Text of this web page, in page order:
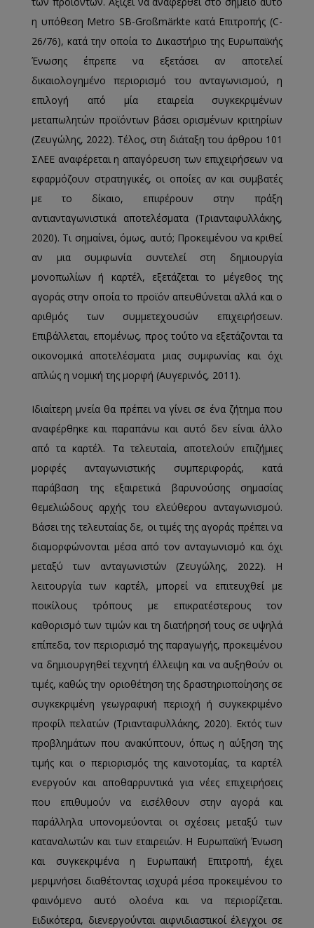
η υπόθεση Metro SB-Großmärkte κατά Επιτροπής (C-
26/76), κατά την οποία το Δικαστήριο της Ευρωπαϊκής
Ένωσης έπρεπε να εξετάσει αν αποτελεί
δικαιολογημένο περιορισμό του ανταγωνισμού, η
επιλογή από μία εταιρεία συγκεκριμένων
μεταπωλητών προϊόντων βάσει ορισμένων κριτηρίων
(Ζευγώλης, 2022). Τέλος, στη διάταξη του άρθρου 101
ΣΛΕΕ αναφέρεται η απαγόρευση των επιχειρήσεων να
εφαρμόζουν στρατηγικές, οι οποίες αν και συμβατές
με το δίκαιο, επιφέρουν στην πράξη
αντιανταγωνιστικά αποτελέσματα (Τριανταφυλλάκης,
2020). Τι σημαίνει, όμως, αυτό; Προκειμένου να κριθεί
αν μια συμφωνία συντελεί στη δημιουργία
μονοπωλίων ή καρτέλ, εξετάζεται το μέγεθος της
αγοράς στην οποία το προϊόν απευθύνεται αλλά και ο
αριθμός των συμμετεχουσών επιχειρήσεων.
Επιβάλλεται, επομένως, προς τούτο να εξετάζονται τα
οικονομικά αποτελέσματα μιας συμφωνίας και όχι
απλώς η νομική της μορφή (Αυγερινός, 2011).
Ιδιαίτερη μνεία θα πρέπει να γίνει σε ένα ζήτημα που
αναφέρθηκε και παραπάνω και αυτό δεν είναι άλλο
από τα καρτέλ. Τα τελευταία, αποτελούν επιζήμιες
μορφές ανταγωνιστικής συμπεριφοράς, κατά
παράβαση της εξαιρετικά βαρυνούσης σημασίας
θεμελιώδους αρχής του ελεύθερου ανταγωνισμού.
Βάσει της τελευταίας δε, οι τιμές της αγοράς πρέπει να
διαμορφώνονται μέσα από τον ανταγωνισμό και όχι
μεταξύ των ανταγωνιστών (Ζευγώλης, 2022). Η
λειτουργία των καρτέλ, μπορεί να επιτευχθεί με
ποικίλους τρόπους με επικρατέστερους τον
καθορισμό των τιμών και τη διατήρησή τους σε υψηλά
επίπεδα, τον περιορισμό της παραγωγής, προκειμένου
να δημιουργηθεί τεχνητή έλλειψη και να αυξηθούν οι
τιμές, καθώς την οριοθέτηση της δραστηριοποίησης σε
συγκεκριμένη γεωγραφική περιοχή ή συγκεκριμένο
προφίλ πελατών (Τριανταφυλλάκης, 2020). Εκτός των
προβλημάτων που ανακύπτουν, όπως η αύξηση της
τιμής και ο περιορισμός της καινοτομίας, τα καρτέλ
ενεργούν και αποθαρρυντικά για νέες επιχειρήσεις
που επιθυμούν να εισέλθουν στην αγορά και
παράλληλα υπονομεύονται οι σχέσεις μεταξύ των
καταναλωτών και των εταιρειών. Η Ευρωπαϊκή Ένωση
και συγκεκριμένα η Ευρωπαϊκή Επιτροπή, έχει
μεριμνήσει διαθέτοντας ισχυρά μέσα προκειμένου το
φαινόμενο αυτό ολοένα και να περιορίζεται.
Ειδικότερα, διενεργούνται αιφνιδιαστικοί έλεγχοι σε